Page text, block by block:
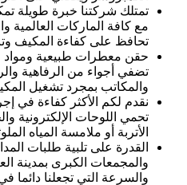
تمتلك شركتنا خبرة طويلة
مع كافة الماركات العالمية
تحافظ على كفاءة المكيف
حقن معطرات طبيعية ومواد
تضفي أجواء من الرفاهية
والمكاتب بمجرد تشغيل
نقدم لكم الأكثر كفاءة في
تحمي اللوحات الإلكترونية
الأتربة أو ملامسة المياه
القدرة على تلبية طلبات
والمجمعات الكبرى بمدينة
والسرعة التي تجعلنا دائما